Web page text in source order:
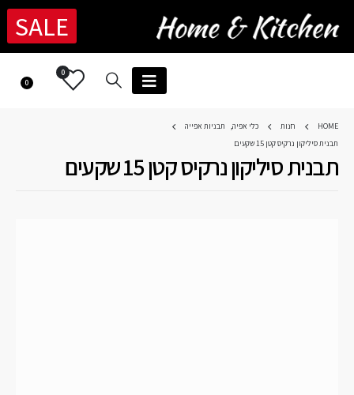
SALE
0
0
HOME חנות כלי אפיה,
תבניות אפייה
תבנית סיליקון נרקיס קטן 15 שקעים
תבנית סיליקון נרקיס קטן 15 שקעים